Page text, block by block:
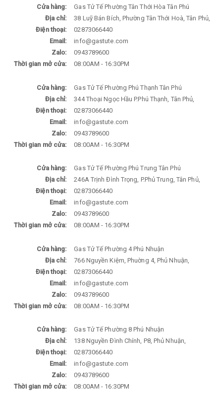
Cửa hàng:
Gas Tử Tế Phường Tân Thới Hòa Tân Phú
Địa chỉ:
38 Luỹ Bán Bích, Phường Tân Thới Hoà, Tân Phủ,
Điện thoại:
02873066440
Email:
info@gastute.com
Zalo:
0943789600
Thời gian mở cửa:
08:00AM - 16:30PM
Cửa hàng:
Gas Tử Tế Phường Phú Thạnh Tân Phú
Địa chỉ:
344 Thoại Ngọc Hầu P.Phú Thạnh, Tân Phủ,
Điện thoại:
02873066440
Email:
info@gastute.com
Zalo:
0943789600
Thời gian mở cửa:
08:00AM - 16:30PM
Cửa hàng:
Gas Tử Tế Phường Phú Trung Tân Phú
Địa chỉ:
246A Trịnh Đình Trọng, P.Phủ Trung, Tân Phủ,
Điện thoại:
02873066440
Email:
info@gastute.com
Zalo:
0943789600
Thời gian mở cửa:
08:00AM - 16:30PM
Cửa hàng:
Gas Tử Tế Phường 4 Phú Nhuận
Địa chỉ:
766 Nguyền Kiệm, Phuờng 4, Phủ Nhuận,
Điện thoại:
02873066440
Email:
info@gastute.com
Zalo:
0943789600
Thời gian mở cửa:
08:00AM - 16:30PM
Cửa hàng:
Gas Tử Tế Phường 8 Phú Nhuận
Địa chỉ:
138 Nguyền Đình Chính, P8, Phủ Nhuận,
Điện thoại:
02873066440
Email:
info@gastute.com
Zalo:
0943789600
Thời gian mở cửa:
08:00AM - 16:30PM